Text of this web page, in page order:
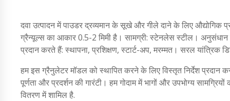
दवा उत्पादन में पाउडर द्रव्यमान के सूखे और गीले दाने के लिए औद्योगिक
ग्रैन्यूल्स का आकार 0.5-2 मिमी है। सामग्री: स्टेनलेस स्टील।
प्रदान करते हैं: स्थापना, प्रशिक्षण, स्टार्ट-अप, मरम्मत। सरल
हम इस ग्रैनुलेटर मॉडल को स्थापित करने के लिए विस्तृत निर्देश प्रदान
पूर्णता और प्रदर्शन की गारंटी। हम गोदाम में भागों और उपभोग्य
वितरण में शामिल है.